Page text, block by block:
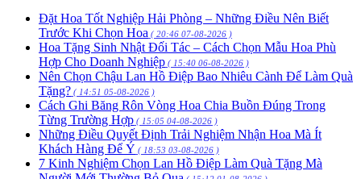
Đặt Hoa Tốt Nghiệp Hải Phòng – Những Điều Nên Biết
Trước Khi Chọn Hoa ( 20:46 07-08-2026 )
Hoa Tặng Sinh Nhật Đối Tác – Cách Chọn Mẫu Hoa Phù
Hợp Cho Doanh Nghiệp ( 15:40 06-08-2026 )
Nên Chọn Chậu Lan Hồ Điệp Bao Nhiêu Cành Để Làm Quà
Tặng? ( 14:51 05-08-2026 )
Cách Ghi Băng Rôn Vòng Hoa Chia Buồn Đúng Trong
Từng Trường Hợp ( 15:05 04-08-2026 )
Những Điều Quyết Định Trải Nghiệm Nhận Hoa Mà Ít
Khách Hàng Để Ý ( 18:53 03-08-2026 )
7 Kinh Nghiệm Chọn Lan Hồ Điệp Làm Quà Tặng Mà